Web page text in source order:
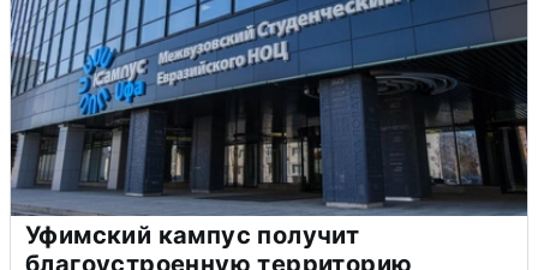
Уфимский кампус получит
благоустроенную территорию